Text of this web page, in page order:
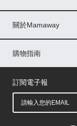
印尼
菲律賓
馬來西亞
關於Mamaway
門市據點
最新消息
品牌故事
人力招募
媒體花絮
隱私權聲明
CSR企業社會責任
購物指南
購物常見問題
退換貨問題
儲值金使用條款
購買儲值金
發票問題
會員權益
線上留言
吸乳器-免費體驗
訂閱電子報